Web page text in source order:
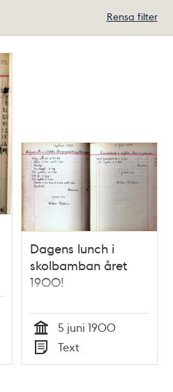
Rensa filter
Dagens lunch i
skolbamban året
1900!
Tid
5 juni 1900
Typ
Text